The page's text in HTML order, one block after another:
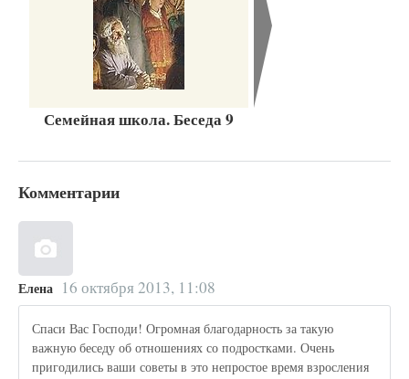
Семейная школа. Беседа 9
Комментарии
Елена 16 октября 2013, 11:08
Спаси Вас Господи! Огромная благодарность за такую
важную беседу об отношениях со подростками. Очень
пригодились ваши советы в это непростое время взросления